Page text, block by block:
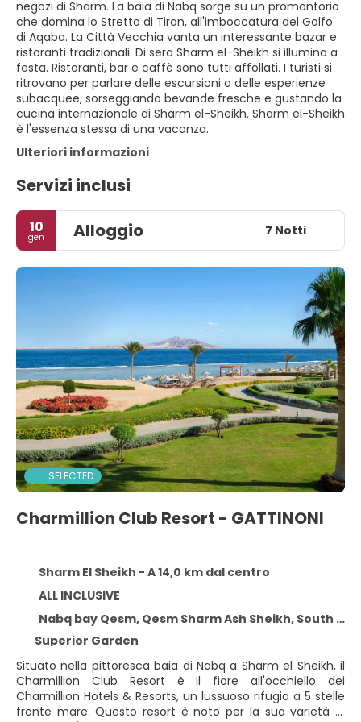
negozi di Sharm. La baia di Nabq sorge su un promontorio
che domina lo Stretto di Tiran, all'imboccatura del Golfo
di Aqaba. La Città Vecchia vanta un interessante bazar e
ristoranti tradizionali. Di sera Sharm el-Sheikh si illumina a
festa. Ristoranti, bar e caffè sono tutti affollati. I turisti si
ritrovano per parlare delle escursioni o delle esperienze
subacquee, sorseggiando bevande fresche e gustando la
cucina internazionale di Sharm el-Sheikh. Sharm el-Sheikh
è l'essenza stessa di una vacanza.
Ulteriori informazioni
Servizi inclusi
10
gen Alloggio 7 Notti
SELECTED
Charmillion Club Resort - GATTINONI
Sharm El Sheikh - A 14,0 km dal centro
ALL INCLUSIVE
Nabq bay Qesm, Qesm Sharm Ash Sheikh, South Sinai Governorate, Sharm El Sheikh 11111
Superior Garden
Situato nella pittoresca baia di Nabq a Sharm el Sheikh, il
Charmillion Club Resort è il fiore all'occhiello dei
Charmillion Hotels & Resorts, un lussuoso rifugio a 5 stelle
fronte mare. Questo resort è noto per la sua varietà di